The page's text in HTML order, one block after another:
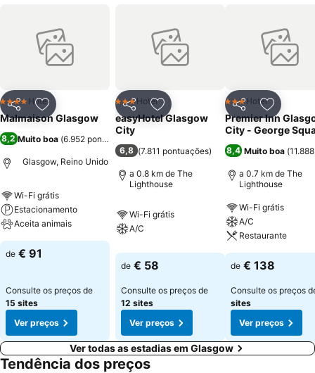
PartilharAdicionar aos favoritos
4 EstrelasHotel
Malmaison Glasgow
8,2 Muito boa (6.952 pontuações
Glasgow, Reino Unido
Wi-Fi grátis
Estacionamento
Aceita animais
de € 91
Consulte os preços de
15 sites
Ver preços
PartilharAdicionar aos favoritos
3 Estrelas
Hotel
easyHotel Glasgow
City
6,8 (7.811 pontuações)
a 0.8 km de The
Lighthouse
Wi-Fi grátis
A/C
de € 58
Consulte os preços de
12 sites
Ver preços
Partilhar
3 Estrelas
Hotel
Premier Inn
City - George
8,4 Muito boa (
a 0.7 km de The
Lighthouse
Wi-Fi grátis
A/C
Restaurante
de € 138
Consulte os preços
sites
Ver preços
Ver todas as estadias em Glasgow
Tendência dos preços